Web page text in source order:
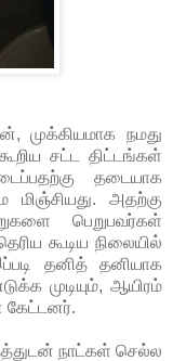
முக்கியமாக நமது
சட்ட திட்டங்கள்
தடையாக
மிஞ்சியது. அதற்கு
பெறுபவர்கள்
கூடிய நிலையில்
தனித் தனியாக
முடியும், ஆயிரம்
கேட்டனர்.
நாட்கள் செல்ல